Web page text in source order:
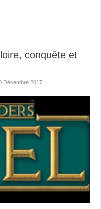
conquête et
Décembre 2017